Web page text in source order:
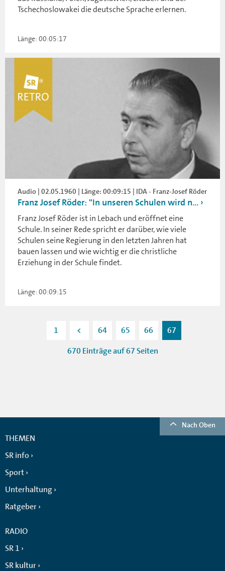
Tschechoslowakei die deutsche Sprache erlernen.
Länge: 00:05:17
Audio | 02.05.1960 | Länge: 00:09:15 | IDA - Franz-Josef Röder
Franz Josef Röder: "In unseren Schulen wird n...
Franz Josef Röder ist in Lebach und eröffnet eine
Schule. In seiner Rede spricht er darüber, wie viele
Schulen seine Regierung in den letzten Jahren hat
bauen lassen und wie wichtig er die christliche
Erziehung in der Schule findet.
Länge: 00:09:15
1 < 64 65 66 67
670 Einträge auf 67 Seiten
Nach Oben
THEMEN
SR info
Sport
Unterhaltung
Ratgeber
RADIO
SR 1
SR kultur